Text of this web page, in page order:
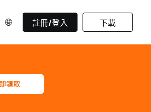
註冊/登入 下載